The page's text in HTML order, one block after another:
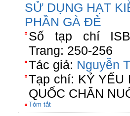
SỬ DỤNG HẠT
PHẦN GÀ ĐẺ
Số tạp chí
Trang: 250-256
Tác giả: Nguyễn
Tạp chí: KỶ YẾU
QUỐC CHĂN
Tóm tắt